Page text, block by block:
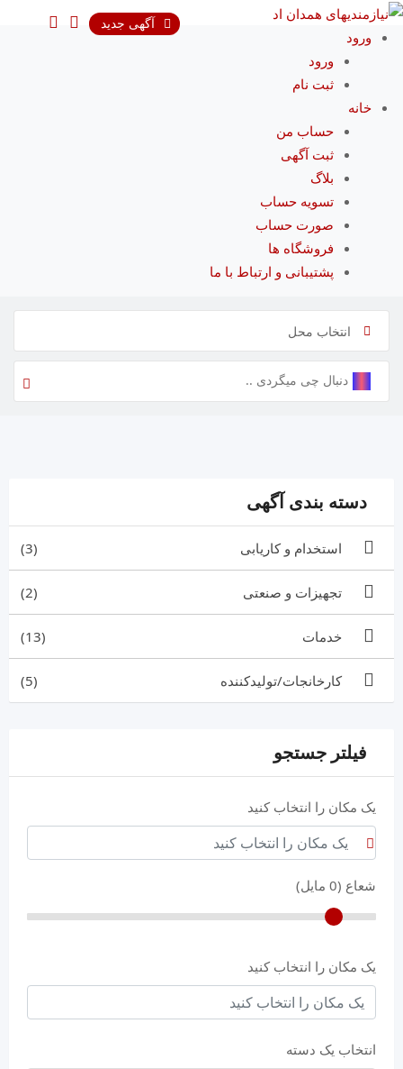
پرش
آگهی جدید
ورود
ورود
ثبت نام
خانه
حساب من
ثبت آگهی
بلاگ
تسویه حساب
صورت حساب
فروشگاه ها
پشتیبانی و ارتباط با ما
انتخاب محل
دسته بندی آگهی
استخدام و کاریابی (3)
تجهیزات و صنعتی (2)
خدمات (13)
کارخانجات/تولیدکننده (5)
فیلتر جستجو
یک مکان را انتخاب کنید
شعاع (0 مایل)
یک مکان را انتخاب کنید
انتخاب یک دسته